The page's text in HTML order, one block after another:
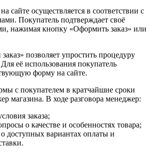
сайте осуществляется в соответствии с
Покупатель подтверждает своё
нажимая кнопку «Оформить заказ» или
позволяет упростить процедуру
её использования покупатель
форму на сайте.
с покупателем в кратчайшие сроки
магазина. В ходе разговора менеджер:
заказа;
о качестве и особенностях товара;
доступных вариантах оплаты и